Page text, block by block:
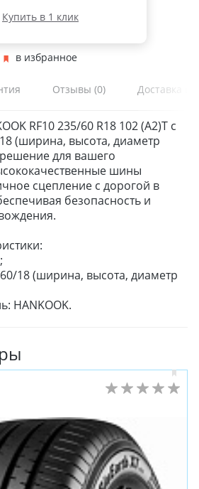
Купить в 1 клик
в избранное
Отзывы (0) Доставка и
RF10 235/60 R18 102 (A2)T с
(ширина, высота, диаметр
для вашего
шины
сцепление с дорогой в
безопасность и
18 (ширина, высота, диаметр
HANKOOK.